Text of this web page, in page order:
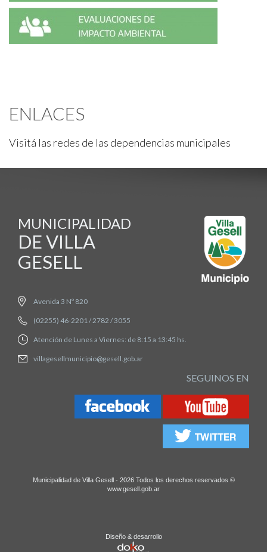
ENLACES
Visitá las redes de las dependencias municipales
MUNICIPALIDAD
DE VILLA
GESELL
Avenida 3 Nº 820
(02255) 46-2201 / 2782 / 3055
Atención de Lunes a Viernes: de 8:15 a 13:45 hs.
villagesellmunicipio@gesell.gob.ar
SEGUINOS EN
Municipalidad de Villa Gesell - 2026 Todos los derechos reservados ©
www.gesell.gob.ar
Diseño & desarrollo